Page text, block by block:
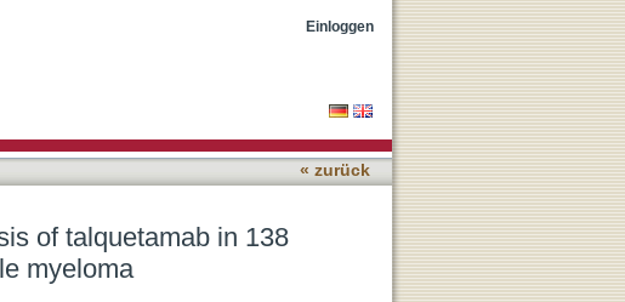
with relapsed/refractory
Einloggen
« zurück
of talquetamab in 138
myeloma